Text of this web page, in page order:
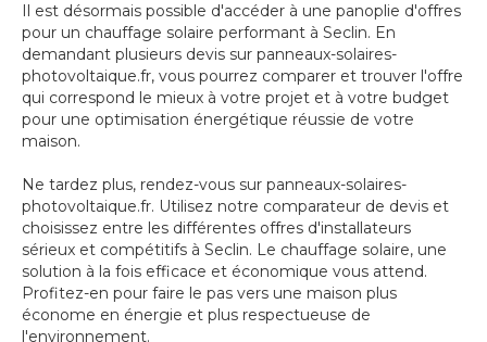
Il est désormais possible d'accéder à une panoplie d'offres
pour un chauffage solaire performant à Seclin. En
demandant plusieurs devis sur panneaux-solaires-
photovoltaique.fr, vous pourrez comparer et trouver l'offre
qui correspond le mieux à votre projet et à votre budget
pour une optimisation énergétique réussie de votre
maison.
Ne tardez plus, rendez-vous sur panneaux-solaires-
photovoltaique.fr. Utilisez notre comparateur de devis et
choisissez entre les différentes offres d'installateurs
sérieux et compétitifs à Seclin. Le chauffage solaire, une
solution à la fois efficace et économique vous attend.
Profitez-en pour faire le pas vers une maison plus
économe en énergie et plus respectueuse de
l'environnement.